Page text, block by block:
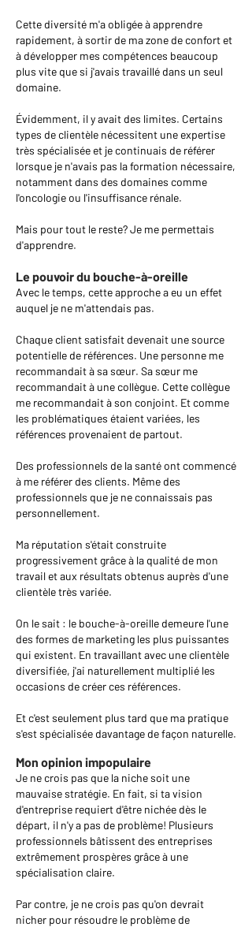
Cette diversité m'a obligée à apprendre
rapidement, à sortir de ma zone de confort et
à développer mes compétences beaucoup
plus vite que si j'avais travaillé dans un seul
domaine.
Évidemment, il y avait des limites. Certains
types de clientèle nécessitent une expertise
très spécialisée et je continuais de référer
lorsque je n'avais pas la formation nécessaire,
notamment dans des domaines comme
l'oncologie ou l'insuffisance rénale.
Mais pour tout le reste? Je me permettais
d'apprendre.
Le pouvoir du bouche-à-oreille
Avec le temps, cette approche a eu un effet
auquel je ne m'attendais pas.
Chaque client satisfait devenait une source
potentielle de références. Une personne me
recommandait à sa sœur. Sa sœur me
recommandait à une collègue. Cette collègue
me recommandait à son conjoint. Et comme
les problématiques étaient variées, les
références provenaient de partout.
Des professionnels de la santé ont commencé
à me référer des clients. Même des
professionnels que je ne connaissais pas
personnellement.
Ma réputation s'était construite
progressivement grâce à la qualité de mon
travail et aux résultats obtenus auprès d'une
clientèle très variée.
On le sait : le bouche-à-oreille demeure l'une
des formes de marketing les plus puissantes
qui existent. En travaillant avec une clientèle
diversifiée, j'ai naturellement multiplié les
occasions de créer ces références.
Et c'est seulement plus tard que ma pratique
s'est spécialisée davantage de façon naturelle.
Mon opinion impopulaire
Je ne crois pas que la niche soit une
mauvaise stratégie. En fait, si ta vision
d'entreprise requiert d'être nichée dès le
départ, il n'y a pas de problème! Plusieurs
professionnels bâtissent des entreprises
extrêmement prospères grâce à une
spécialisation claire.
Par contre, je ne crois pas qu'on devrait
nicher pour résoudre le problème de